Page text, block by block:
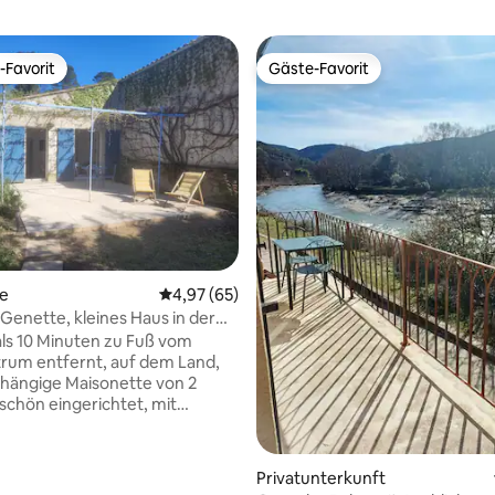
5 von 5, 8 Bewertungen
Gäste-Favorit.
Favorit
Durchschnittliche Bewertung: 4,97 von 5,
4,97 (65)
kleines Haus in der
10 Minuten zu Fuß vom
entfernt, auf dem Land,
Maisonette von 2
eingerichtet, mit
Gäste-Favorit
Gäste-Favorit
Privatunterkunft